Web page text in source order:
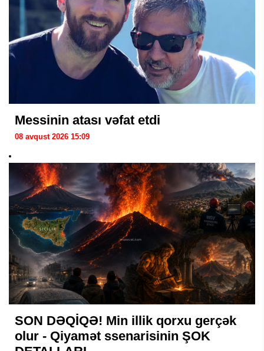
Messinin atası vəfat etdi
08 avqust 2026 15:09
SON DƏQİQƏ! Min illik qorxu gerçək
olur - Qiyamət ssenarisinin ŞOK